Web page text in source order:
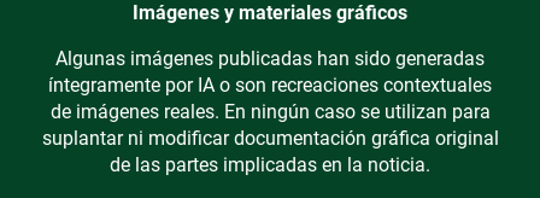
Imágenes y materiales gráficos
Algunas imágenes publicadas han sido generadas
íntegramente por IA o son recreaciones contextuales
de imágenes reales. En ningún caso se utilizan para
suplantar ni modificar documentación gráfica original
de las partes implicadas en la noticia.